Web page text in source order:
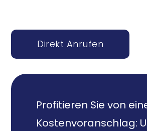
Direkt Anrufen
Profitieren Sie von
Kostenvoranschlag: